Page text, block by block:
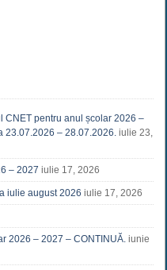
CNET pentru anul școlar 2026 –
23.07.2026 – 28.07.2026. iulie 23,
– 2027 iulie 17, 2026
iulie august 2026 iulie 17, 2026
2026 – 2027 – CONTINUĂ. iunie